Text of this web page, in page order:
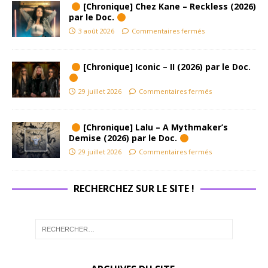
[Chronique] Chez Kane – Reckless (2026)
par le Doc.
3 août 2026 Commentaires fermés
[Chronique] Iconic – II (2026) par le Doc.
29 juillet 2026 Commentaires fermés
[Chronique] Lalu – A Mythmaker’s
Demise (2026) par le Doc.
29 juillet 2026 Commentaires fermés
RECHERCHEZ SUR LE SITE !